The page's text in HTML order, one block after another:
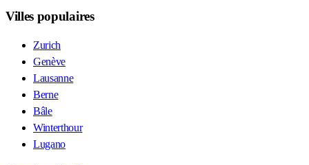
Villes populaires
Zurich
Genève
Lausanne
Berne
Bâle
Winterthour
Lugano